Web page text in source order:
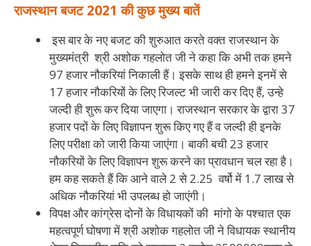
राजस्थानबजट2021कीकुछमुख्यबातें
इस बार के नए बजट की शुरुआत करते वक्त राजस्थान के
मुख्यमंत्री श्री अशोक गहलोत जी ने कहा कि अभी तक हमने
97 हजार नौकरियां निकाली हैं। इसके साथ ही हमने इनमें से
17 हजार नौकरियों के लिए रिजल्ट भी जारी कर दिए हैं, उन्हे
जल्दी ही शुरू कर दिया जाएगा। राजस्थान सरकार के द्वारा 37
हजार पदों के लिए विज्ञापन शुरू किए गए हैं व जल्दी ही इनके
लिए परीक्षा को जारी किया जाएंगा। बाकी बची 23 हजार
नौकरियों के लिए विज्ञापन शुरू करने का प्रावधान चल रहा है।
हम कह सकते हैं कि आने वाले 2 से 2.25 वर्षो में 1.7 लाख से
अधिक नौकरियां भी उपलब्ध हो जाएंगी।
विपक्ष और कांग्रेस दोनों के विधायकों की मांगो के पश्चात एक
महत्वपूर्ण घोषणा में श्री अशोक गहलोत जी ने विधायक स्थानीय